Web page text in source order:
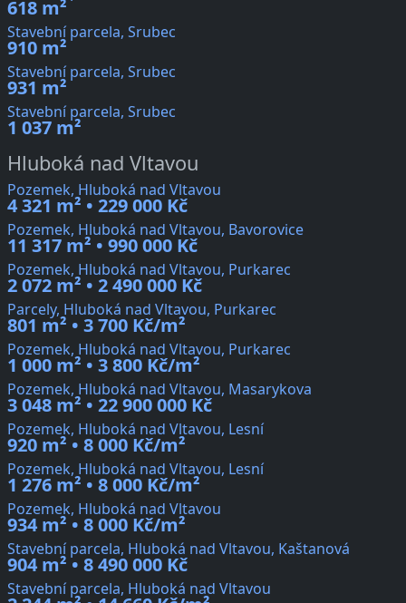
618 m²
Stavební parcela, Srubec
910 m²
Stavební parcela, Srubec
931 m²
Stavební parcela, Srubec
1 037 m²
Hluboká nad Vltavou
Pozemek, Hluboká nad Vltavou
4 321 m² • 229 000 Kč
Pozemek, Hluboká nad Vltavou, Bavorovice
11 317 m² • 990 000 Kč
Pozemek, Hluboká nad Vltavou, Purkarec
2 072 m² • 2 490 000 Kč
Parcely, Hluboká nad Vltavou, Purkarec
801 m² • 3 700 Kč/m²
Pozemek, Hluboká nad Vltavou, Purkarec
1 000 m² • 3 800 Kč/m²
Pozemek, Hluboká nad Vltavou, Masarykova
3 048 m² • 22 900 000 Kč
Pozemek, Hluboká nad Vltavou, Lesní
920 m² • 8 000 Kč/m²
Pozemek, Hluboká nad Vltavou, Lesní
1 276 m² • 8 000 Kč/m²
Pozemek, Hluboká nad Vltavou
934 m² • 8 000 Kč/m²
Stavební parcela, Hluboká nad Vltavou, Kaštanová
904 m² • 8 490 000 Kč
Stavební parcela, Hluboká nad Vltavou